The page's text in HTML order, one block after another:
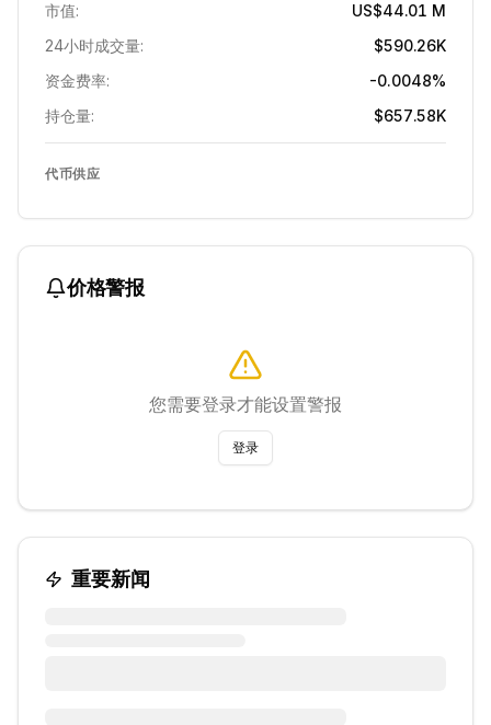
市值:
US$44.01 M
24小时成交量:
$590.26K
资金费率:
-0.0048%
持仓量:
$657.58K
代币供应
价格警报
您需要登录才能设置警报
登录
重要新闻